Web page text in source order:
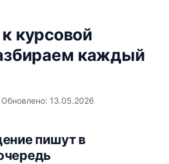
курсовой
каждый
Обновлено: 13.05.2026
пишут в